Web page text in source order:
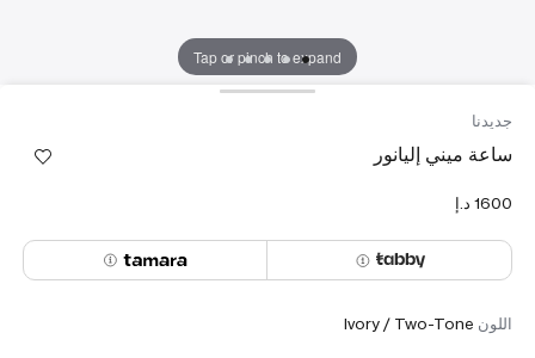
Tap or pinch to expand
جديدنا
ساعة ميني إليانور
اللون Ivory / Two-Tone